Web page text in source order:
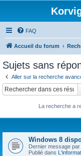
FAQ
Accueil du forum
Sujets sans
Aller sur la recherche
La recherche a
Windows 8
Dernier message par
Publié dans